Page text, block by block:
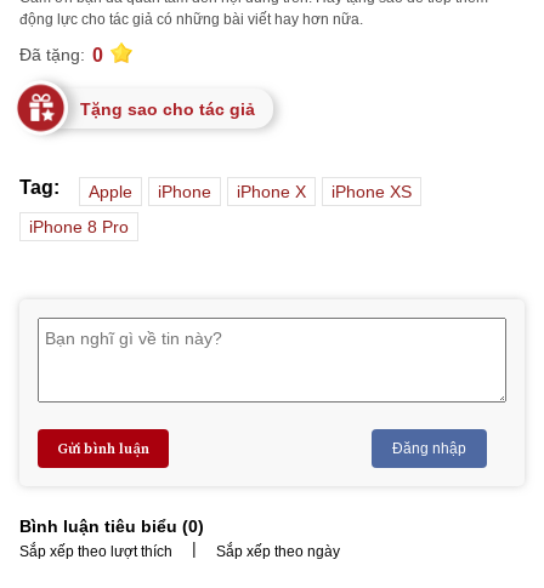
động lực cho tác giả có những bài viết hay hơn nữa.
Đã tặng: 0
Tặng sao cho tác giả
Tag: Apple iPhone iPhone X
iPhone XS
iPhone 8 Pro
Gửi bình luận Đăng nhập
Bình luận tiêu biểu (0)
Sắp xếp theo lượt thích | Sắp xếp theo ngày